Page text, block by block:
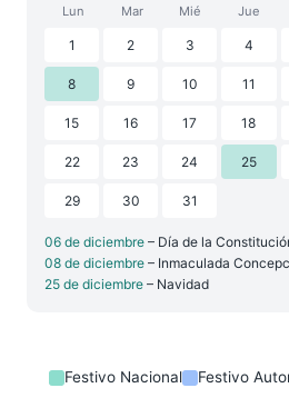
Lun Mar Mié Jue
1 2 3 4
8 9 10 11
15 16 17 18
22 23 24 25
29 30 31
06 de diciembre – Día de la
08 de diciembre – Inmaculada
25 de diciembre – Navidad
Festivo Nacional Festivo